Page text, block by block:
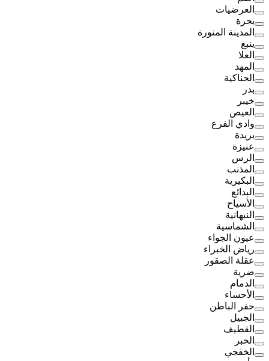
العرضيات
بحرة
المدينة المنورة
ينبع
العلا
المهد
الحناكية
بدر
خيبر
العيص
وادي الفرع
بريدة
عنيزة
الرس
المذنب
البكيرية
البدائع
الأسياح
النبهانية
الشماسية
عيون الجواء
رياض الخبراء
عقلة الصقور
ضرية
الدمام
الأحساء
حفر الباطن
الجبيل
القطيف
الخبر
الخفجي